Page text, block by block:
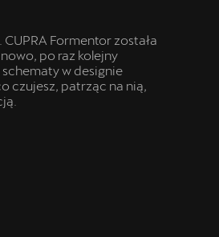
Formentor została
po raz kolejny
w designie
czujesz, patrząc na nią,